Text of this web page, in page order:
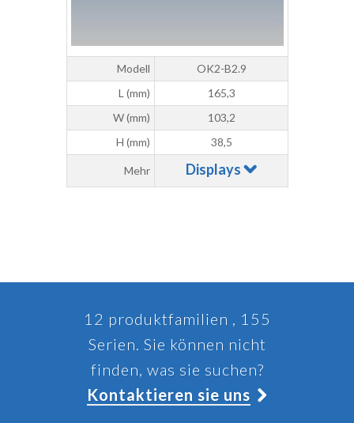
Modell
OK2-B2.9
L (mm)
165,3
W (mm)
103,2
H (mm)
38,5
Mehr Displays
12 produktfamilien , 155
Serien. Sie können nicht
finden, was sie suchen?
Kontaktieren sie uns